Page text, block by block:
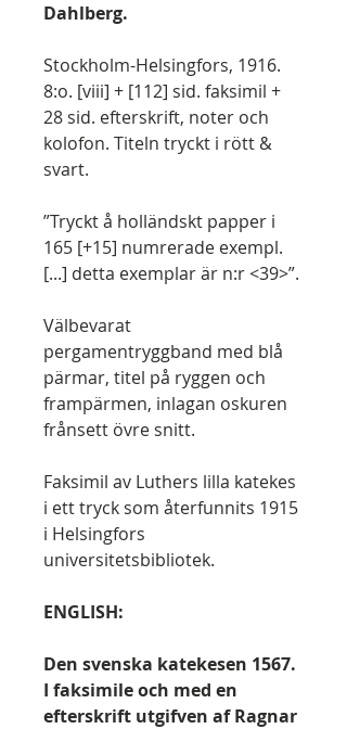
Dahlberg.
Stockholm-Helsingfors, 1916.
8:o. [viii] + [112] sid. faksimil +
28 sid. efterskrift, noter och
kolofon. Titeln tryckt i rött &
svart.
”Tryckt å holländskt papper i
165 [+15] numrerade exempl.
[...] detta exemplar är n:r <39>”.
Välbevarat
pergamentryggband med blå
pärmar, titel på ryggen och
frampärmen, inlagan oskuren
frånsett övre snitt.
Faksimil av Luthers lilla katekes
i ett tryck som återfunnits 1915
i Helsingfors
universitetsbibliotek.
ENGLISH:
Den svenska katekesen 1567.
I faksimile och med en
efterskrift utgifven af Ragnar